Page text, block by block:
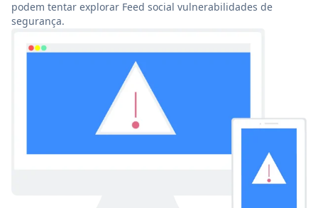
podem tentar explorar Feed social vulnerabilidades de
segurança.